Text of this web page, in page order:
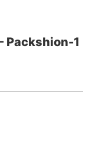
Packshion-1